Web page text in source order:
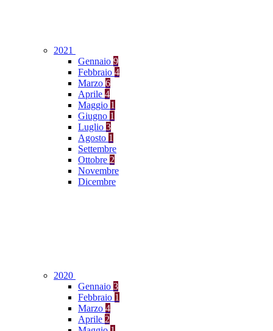
2021
Gennaio 9
Febbraio 4
Marzo 6
Aprile 4
Maggio 1
Giugno 1
Luglio 3
Agosto 1
Settembre
Ottobre 2
Novembre
Dicembre
2020
Gennaio 3
Febbraio 1
Marzo 4
Aprile 2